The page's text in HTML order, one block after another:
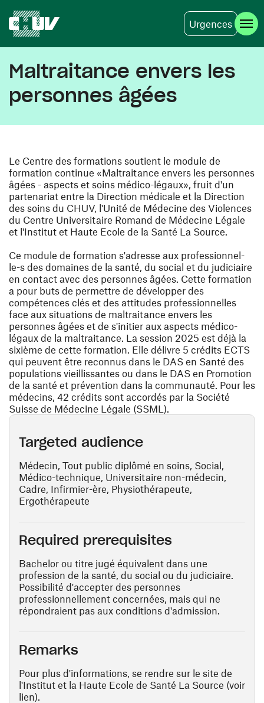
Urgences
Maltraitance envers les
personnes âgées
Le Centre des formations soutient le module de
formation continue «Maltraitance envers les personnes
âgées - aspects et soins médico-légaux», fruit d'un
partenariat entre la Direction médicale et la Direction
des soins du CHUV, l'Unité de Médecine des Violences
du Centre Universitaire Romand de Médecine Légale
et l'Institut et Haute Ecole de la Santé La Source.
Ce module de formation s'adresse aux professionnel-
le-s des domaines de la santé, du social et du judiciaire
en contact avec des personnes âgées. Cette formation
a pour buts de permettre de développer des
compétences clés et des attitudes professionnelles
face aux situations de maltraitance envers les
personnes âgées et de s'initier aux aspects médico-
légaux de la maltraitance. La session 2025 est déjà la
sixième de cette formation. Elle délivre 5 crédits ECTS
qui peuvent être reconnus dans le DAS en Santé des
populations vieillissantes ou dans le DAS en Promotion
de la santé et prévention dans la communauté. Pour les
médecins, 42 crédits sont accordés par la Société
Suisse de Médecine Légale (SSML).
Targeted audience
Médecin, Tout public diplômé en soins, Social,
Médico-technique, Universitaire non-médecin,
Cadre, Infirmier-ère, Physiothérapeute,
Ergothérapeute
Required prerequisites
Bachelor ou titre jugé équivalent dans une
profession de la santé, du social ou du judiciaire.
Possibilité d'accepter des personnes
professionnellement concernées, mais qui ne
répondraient pas aux conditions d'admission.
Remarks
Pour plus d'informations, se rendre sur le site de
l'Institut et la Haute Ecole de Santé La Source (voir
lien).